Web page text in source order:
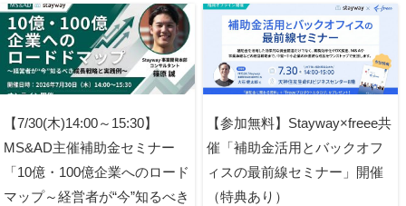
【7/30(木)14:00～15:30】
MS&AD主催補助金セミナー
「10億・100億企業へのロード
マップ～経営者が“今”知るべき
【参加無料】Stayway×freee共
催「補助金活用とバックオフ
ィスの最前線セミナー」開催
（特典あり）